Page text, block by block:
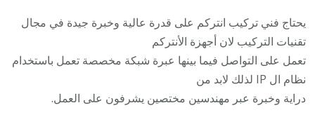
يحتاج فني تركيب انتركم على قدرة عالية وخبرة جيدة في مجال
تقنيات التركيب لان أجهزة الأنتركم
تعمل على التواصل فيما بينها عبرة شبكة مخصصة تعمل باستخدام
نظام ال IP لذلك لابد من
دراية وخبرة عبر مهندسين مختصين يشرفون على العمل.